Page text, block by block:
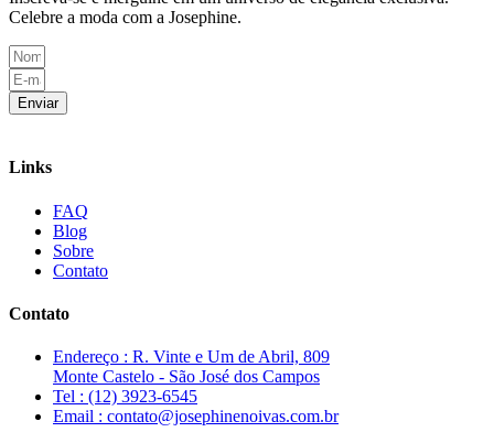
Celebre a moda com a Josephine.
Enviar
Links
FAQ
Blog
Sobre
Contato
Contato
Endereço : R. Vinte e Um de Abril, 809
Monte Castelo - São José dos Campos
Tel : (12) 3923-6545
Email : contato@josephinenoivas.com.br